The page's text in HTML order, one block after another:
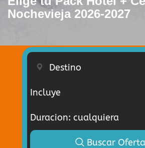
Nochevieja 2026-2027
Incluye
Buscar